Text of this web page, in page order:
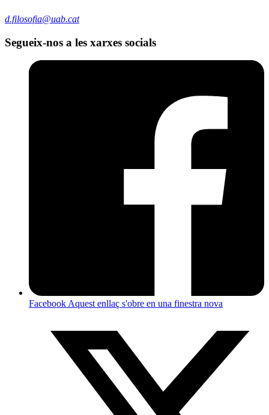
d.filosofia@uab.cat
Segueix-nos a les xarxes socials
FacebookAquest enllaç s'obre en una finestra nova